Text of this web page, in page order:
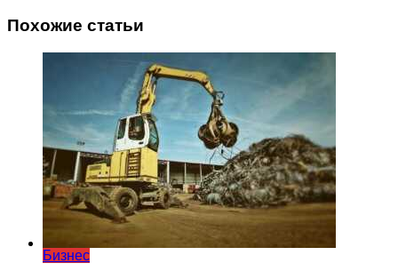
Похожие статьи
Бизнес